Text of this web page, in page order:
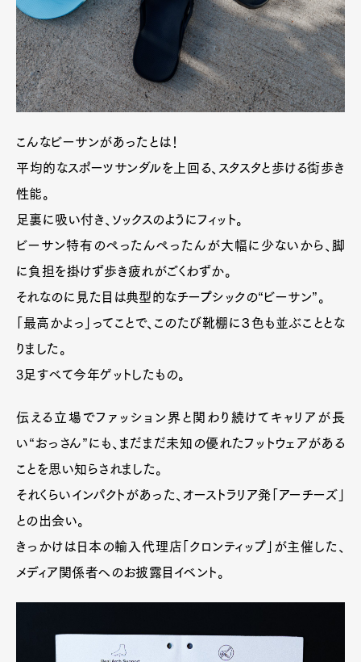
こんなビーサンがあったとは！
平均的なスポーツサンダルを上回る、スタスタと歩ける街歩き
性能。
足裏に吸い付き、ソックスのようにフィット。
ビーサン特有のぺったんぺったんが大幅に少ないから、脚
に負担を掛けず歩き疲れがごくわずか。
それなのに見た目は典型的なチープシックの“ビーサン”。
「最高かよっ」ってことで、このたび靴棚に３色も並ぶこととな
りました。
3足すべて今年ゲットしたもの。
伝える立場でファッション界と関わり続けてキャリアが長
い“おっさん”にも、まだまだ未知の優れたフットウェアがある
ことを思い知らされました。
それくらいインパクトがあった、オーストラリア発「アーチーズ」
との出会い。
きっかけは日本の輸入代理店「クロンティップ」が主催した、
メディア関係者へのお披露目イベント。